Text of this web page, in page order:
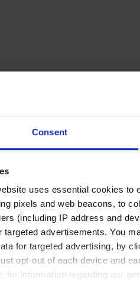
Consent
uses essential cookies to
pixels and web beacons, to
(including IP address and
targeted advertisements. You
for targeted advertising, by
opt-out of each device and
; for information regarding our
数据解析官